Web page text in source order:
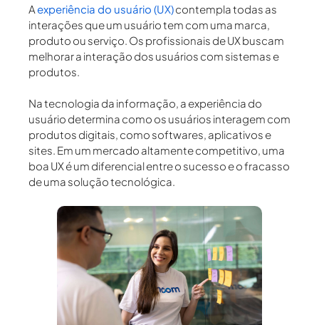
Aexperiência do usuário (UX)contempla todas as
interações que um usuário tem com uma marca,
produto ou serviço. Os profissionais de UX buscam
melhorar a interação dos usuários com sistemas e
produtos.
Na tecnologia da informação, a experiência do
usuário determina como os usuários interagem com
produtos digitais, como softwares, aplicativos e
sites. Em um mercado altamente competitivo, uma
boa UX é um diferencial entre o sucesso e o fracasso
de uma solução tecnológica.